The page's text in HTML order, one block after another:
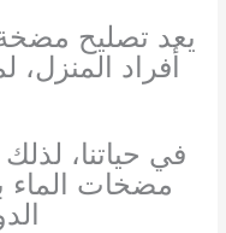
يعد تصليح
أفراد المنزل،
في حياتنا،
مضخات